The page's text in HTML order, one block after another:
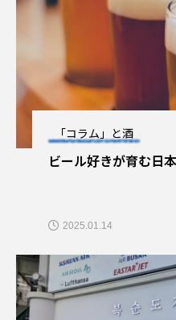
「コラム」と酒
ビール好きが育む日
2025.01.14